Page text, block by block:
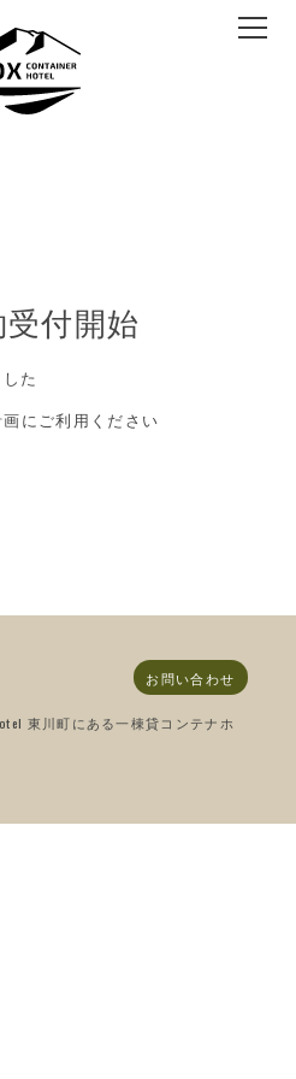
付開始
た
にご利用ください
お問い合わせ
東川町にある一棟貸コンテナホ